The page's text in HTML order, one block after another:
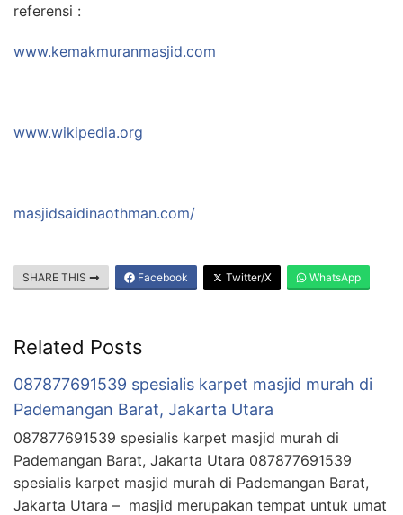
referensi :
www.kemakmuranmasjid.com
www.wikipedia.org
masjidsaidinaothman.com/
SHARE THIS Facebook Twitter/X WhatsApp
Related Posts
087877691539 spesialis karpet masjid murah di
Pademangan Barat, Jakarta Utara
087877691539 spesialis karpet masjid murah di
Pademangan Barat, Jakarta Utara 087877691539
spesialis karpet masjid murah di Pademangan Barat,
Jakarta Utara – masjid merupakan tempat untuk umat